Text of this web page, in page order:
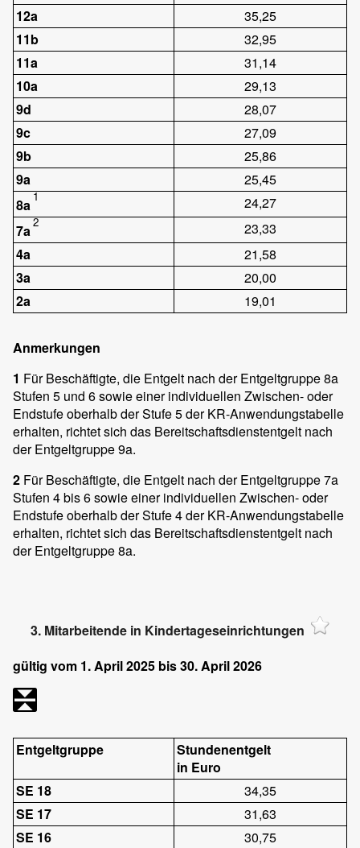
12a
35,25
11b
32,95
11a
31,14
10a
29,13
9d
28,07
9c
27,09
9b
25,86
9a
25,45
8a1
24,27
7a2
23,33
4a
21,58
3a
20,00
2a
19,01
Anmerkungen
1 Für Beschäftigte, die Entgelt nach der Entgeltgruppe 8a
Stufen 5 und 6 sowie einer individuellen Zwischen- oder
Endstufe oberhalb der Stufe 5 der KR-Anwendungstabelle
erhalten, richtet sich das Bereitschaftsdienstentgelt nach
der Entgeltgruppe 9a.
2 Für Beschäftigte, die Entgelt nach der Entgeltgruppe 7a
Stufen 4 bis 6 sowie einer individuellen Zwischen- oder
Endstufe oberhalb der Stufe 4 der KR-Anwendungstabelle
erhalten, richtet sich das Bereitschaftsdienstentgelt nach
der Entgeltgruppe 8a.
3. Mitarbeitende in Kindertageseinrichtungen
gültig vom 1. April 2025 bis 30. April 2026
Entgeltgruppe
Stundenentgelt
in Euro
SE 18
34,35
SE 17
31,63
SE 16
30,75